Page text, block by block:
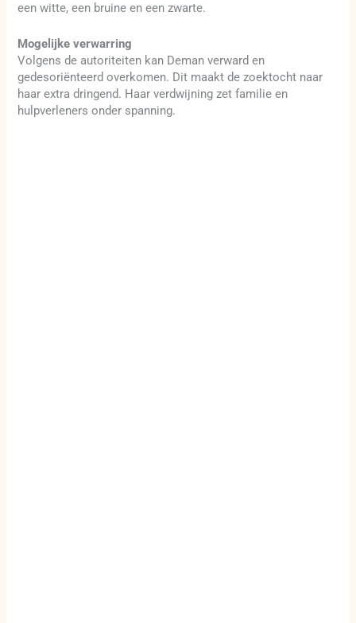
een witte, een bruine en een zwarte.
Mogelijke verwarring
Volgens de autoriteiten kan Deman verward en
gedesoriënteerd overkomen. Dit maakt de zoektocht naar
haar extra dringend. Haar verdwijning zet familie en
hulpverleners onder spanning.